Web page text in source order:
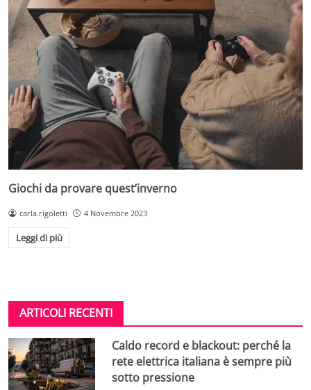
Giochi da provare quest’inverno
carla.rigoletti 4 Novembre 2023
Leggi di più
ARTICOLI RECENTI
Caldo record e blackout: perché la
rete elettrica italiana è sempre più
sotto pressione